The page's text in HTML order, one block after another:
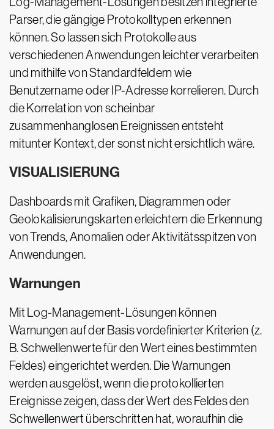
Parser, die gängige Protokolltypen erkennen
können. So lassen sich Protokolle aus
verschiedenen Anwendungen leichter verarbeiten
und mithilfe von Standardfeldern wie
Benutzername oder IP-Adresse korrelieren. Durch
die Korrelation von scheinbar
zusammenhanglosen Ereignissen entsteht
mitunter Kontext, der sonst nicht ersichtlich wäre.
VISUALISIERUNG
Dashboards mit Grafiken, Diagrammen oder
Geolokalisierungskarten erleichtern die Erkennung
von Trends, Anomalien oder Aktivitätsspitzen von
Anwendungen.
Warnungen
Mit Log-Management-Lösungen können
Warnungen auf der Basis vordefinierter Kriterien (z.
B. Schwellenwerte für den Wert eines bestimmten
Feldes) eingerichtet werden. Die Warnungen
werden ausgelöst, wenn die protokollierten
Ereignisse zeigen, dass der Wert des Feldes den
Schwellenwert überschritten hat, woraufhin die